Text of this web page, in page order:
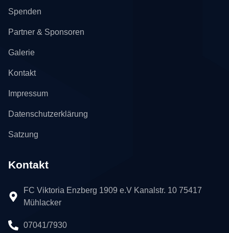
Spenden
Partner & Sponsoren
Galerie
Kontakt
Impressum
Datenschutzerklärung
Satzung
Kontakt
FC Viktoria Enzberg 1909 e.V Kanalstr. 10 75417
Mühlacker
07041/7930